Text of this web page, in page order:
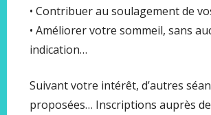
• Contribuer au soulagement de
• Améliorer votre sommeil, sans
indication…
Suivant votre intérêt, d’autres
proposées… Inscriptions auprès